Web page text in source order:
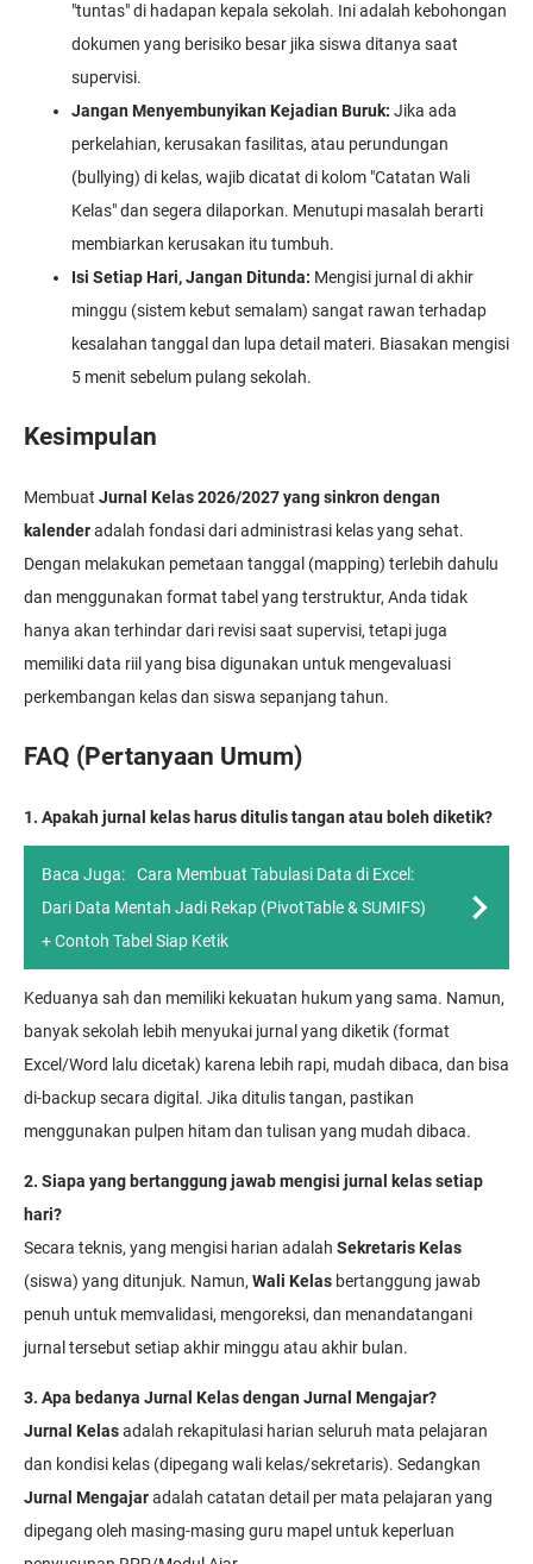
"tuntas" di hadapan kepala sekolah. Ini adalah kebohongan
dokumen yang berisiko besar jika siswa ditanya saat
supervisi.
Jangan Menyembunyikan Kejadian Buruk: Jika ada
perkelahian, kerusakan fasilitas, atau perundungan
(bullying) di kelas, wajib dicatat di kolom "Catatan Wali
Kelas" dan segera dilaporkan. Menutupi masalah berarti
membiarkan kerusakan itu tumbuh.
Isi Setiap Hari, Jangan Ditunda: Mengisi jurnal di akhir
minggu (sistem kebut semalam) sangat rawan terhadap
kesalahan tanggal dan lupa detail materi. Biasakan mengisi
5 menit sebelum pulang sekolah.
Kesimpulan
Membuat Jurnal Kelas 2026/2027 yang sinkron dengan
kalenderadalah fondasi dari administrasi kelas yang sehat.
Dengan melakukan pemetaan tanggal (mapping) terlebih dahulu
dan menggunakan format tabel yang terstruktur, Anda tidak
hanya akan terhindar dari revisi saat supervisi, tetapi juga
memiliki data riil yang bisa digunakan untuk mengevaluasi
perkembangan kelas dan siswa sepanjang tahun.
FAQ (Pertanyaan Umum)
1. Apakah jurnal kelas harus ditulis tangan atau boleh diketik?
Baca Juga:
Cara Membuat Tabulasi Data di Excel:
Dari Data Mentah Jadi Rekap (PivotTable & SUMIFS)
+ Contoh Tabel Siap Ketik
Keduanya sah dan memiliki kekuatan hukum yang sama. Namun,
banyak sekolah lebih menyukai jurnal yang diketik (format
Excel/Word lalu dicetak) karena lebih rapi, mudah dibaca, dan bisa
di-backup secara digital. Jika ditulis tangan, pastikan
menggunakan pulpen hitam dan tulisan yang mudah dibaca.
2. Siapa yang bertanggung jawab mengisi jurnal kelas setiap
hari?
Secara teknis, yang mengisi harian adalah Sekretaris Kelas
(siswa) yang ditunjuk. Namun, Wali Kelas bertanggung jawab
penuh untuk memvalidasi, mengoreksi, dan menandatangani
jurnal tersebut setiap akhir minggu atau akhir bulan.
3. Apa bedanya Jurnal Kelas dengan Jurnal Mengajar?
Jurnal Kelasadalah rekapitulasi harian seluruh mata pelajaran
dan kondisi kelas (dipegang wali kelas/sekretaris). Sedangkan
Jurnal Mengajaradalah catatan detail per mata pelajaran yang
dipegang oleh masing-masing guru mapel untuk keperluan